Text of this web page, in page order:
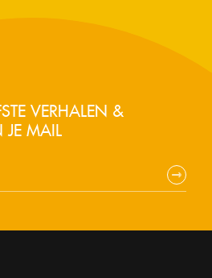
VERHALEN &
JE MAIL